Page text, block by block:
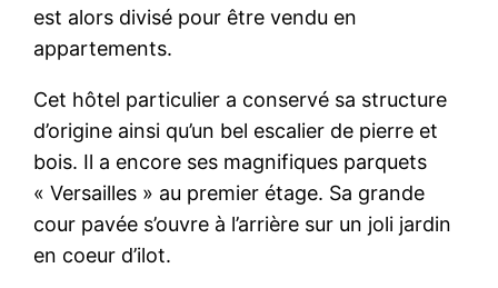
est alors divisé pour être vendu en
appartements.
Cet hôtel particulier a conservé sa structure
d’origine ainsi qu’un bel escalier de pierre et
bois. Il a encore ses magnifiques parquets
« Versailles » au premier étage. Sa grande
cour pavée s’ouvre à l’arrière sur un joli jardin
en coeur d’ilot.